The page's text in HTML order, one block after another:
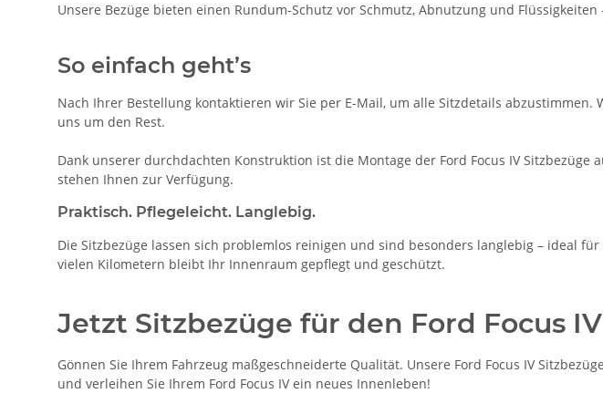
Unsere Bezüge bieten einen Rundum-Schutz vor Schmutz, Abnutzung und
So einfach geht’s
Nach Ihrer Bestellung kontaktieren wir Sie per E-Mail, um alle Sitzdetails
uns um den Rest.
Dank unserer durchdachten Konstruktion ist die Montage der Ford Focus IV
stehen Ihnen zur Verfügung.
Praktisch. Pflegeleicht. Langlebig.
Die Sitzbezüge lassen sich problemlos reinigen und sind besonders langlebig – ideal für
vielen Kilometern bleibt Ihr Innenraum gepflegt und geschützt.
Jetzt Sitzbezüge für den Ford Focus
Gönnen Sie Ihrem Fahrzeug maßgeschneiderte Qualität. Unsere Ford Focus IV
und verleihen Sie Ihrem Ford Focus IV ein neues Innenleben!